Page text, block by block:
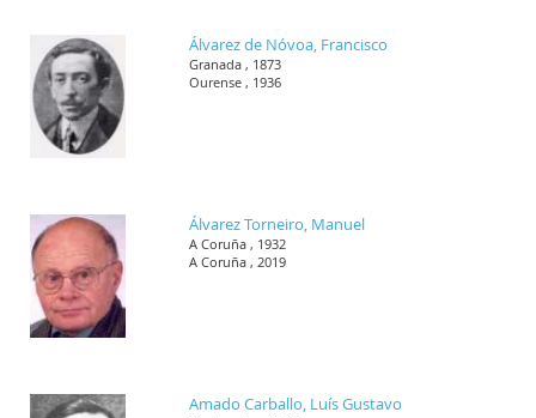
Álvarez de Nóvoa, Francisco
Granada , 1873
Ourense , 1936
Álvarez Torneiro, Manuel
A Coruña , 1932
A Coruña , 2019
Amado Carballo, Luís Gustavo